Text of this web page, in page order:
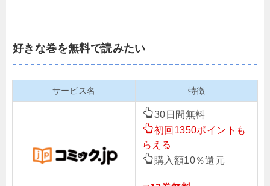
好きな巻を無料で読みたい
サービス名 特徴
30日間無料
初回1350ポイントも
らえる
購入額10％還元